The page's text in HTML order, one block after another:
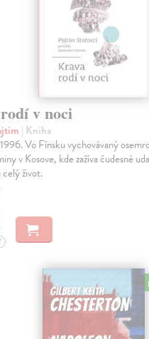
v noci
| Kniha
Vo Fínsku vychovávaný
v Kosove, kde zažíva čudesné
celý život.